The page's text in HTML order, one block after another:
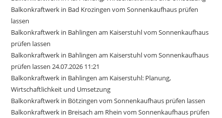
Balkonkraftwerk in Bad Krozingen vom Sonnenkaufhaus prüfen
lassen
Balkonkraftwerk in Bahlingen am Kaiserstuhl vom Sonnenkaufhaus
prüfen lassen
Balkonkraftwerk in Bahlingen am Kaiserstuhl vom Sonnenkaufhaus
prüfen lassen 24.07.2026 11:21
Balkonkraftwerk in Bahlingen am Kaiserstuhl: Planung,
Wirtschaftlichkeit und Umsetzung
Balkonkraftwerk in Bötzingen vom Sonnenkaufhaus prüfen lassen
Balkonkraftwerk in Breisach am Rhein vom Sonnenkaufhaus prüfen